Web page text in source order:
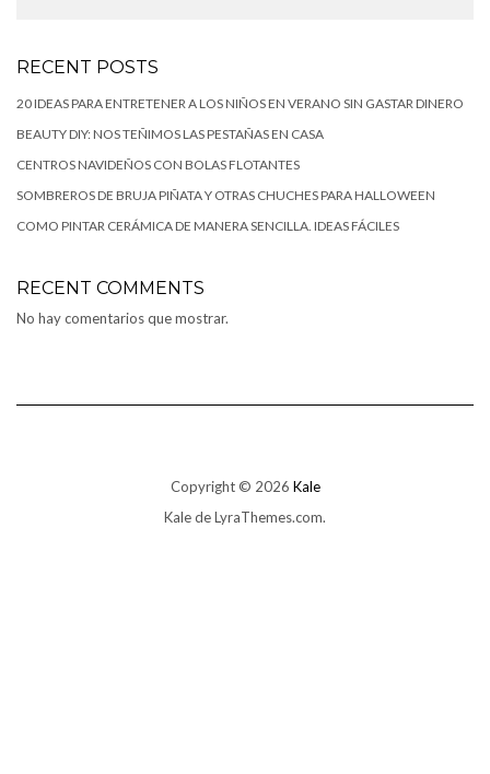
RECENT POSTS
20 IDEAS PARA ENTRETENER A LOS NIÑOS EN VERANO SIN GASTAR DINERO
BEAUTY DIY: NOS TEÑIMOS LAS PESTAÑAS EN CASA
CENTROS NAVIDEÑOS CON BOLAS FLOTANTES
SOMBREROS DE BRUJA PIÑATA Y OTRAS CHUCHES PARA HALLOWEEN
COMO PINTAR CERÁMICA DE MANERA SENCILLA. IDEAS FÁCILES
RECENT COMMENTS
No hay comentarios que mostrar.
Copyright © 2026 Kale
Kalede LyraThemes.com.